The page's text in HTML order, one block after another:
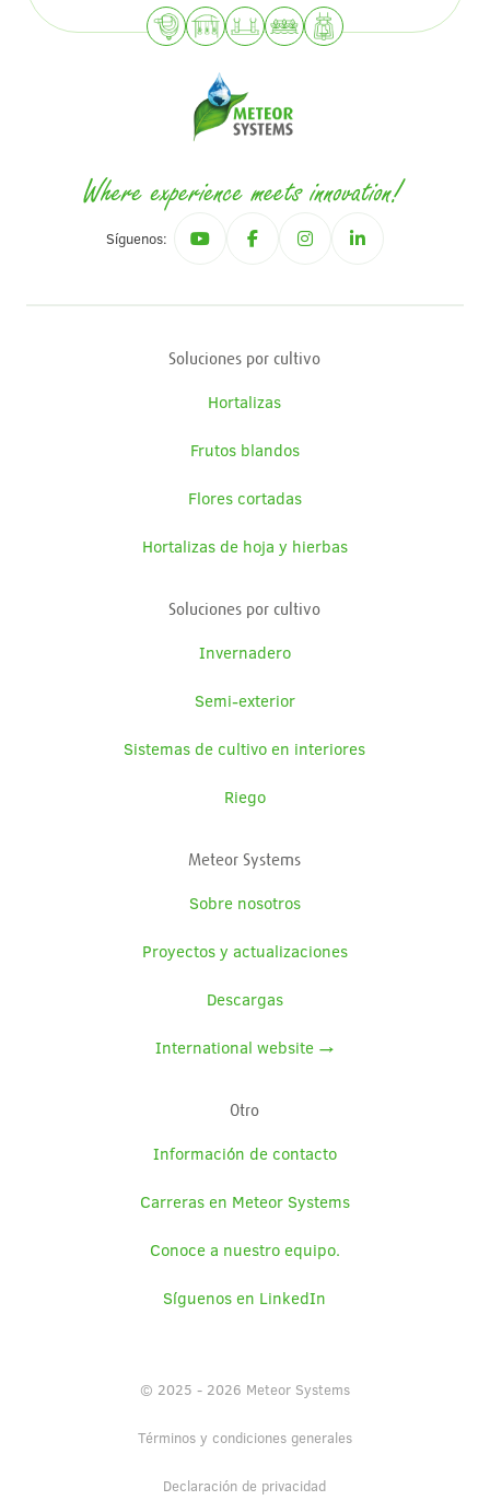
Síguenos:
Soluciones por cultivo
Hortalizas
Frutos blandos
Flores cortadas
Hortalizas de hoja y hierbas
Soluciones por cultivo
Invernadero
Semi-exterior
Sistemas de cultivo en interiores
Riego
Meteor Systems
Sobre nosotros
Proyectos y actualizaciones
Descargas
International website →
Otro
Información de contacto
Carreras en Meteor Systems
Conoce a nuestro equipo.
Síguenos en LinkedIn
© 2025 - 2026 Meteor Systems
Términos y condiciones generales
Declaración de privacidad